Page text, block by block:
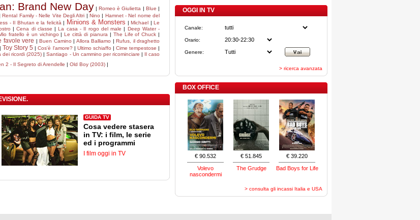
Brand New Day |Romeo è Giulietta | Blue |
Rental Family - Nelle Vite Degli Altri |Nino | Hamnet - Nel nome del
- Il Bhutan e la felicità | Minions & Monsters |Michael |Le
|Cena di classe |La casa - Il rogo del male | Deep Water -
fratello è un vichingo |Le città di pianura | The Life of Chuck |
favole vere | Buen Camino | Allora Balliamo | Rufus, il draghetto
Toy Story 5 |Cos'è l'amore? | Ultimo schiaffo | Cime tempestose |
dei ricordi (2025) |Santiago - Un cammino per ricominciare | Il caso
2 - Il Segreto di Arendelle | Old Boy (2003) |
GUIDA TV
Cosa vedere stasera
in TV: i film, le serie
ed i programmi
I film oggi in TV
OGGI IN TV
Canale:
Orario:
Genere:
> ricerca avanzata
BOX OFFICE
€ 90.532
Volevo
nascondermi
€ 51.845
The Grudge
€ 39.220
Bad Boys for Life
> consulta gli incassi Italia e USA